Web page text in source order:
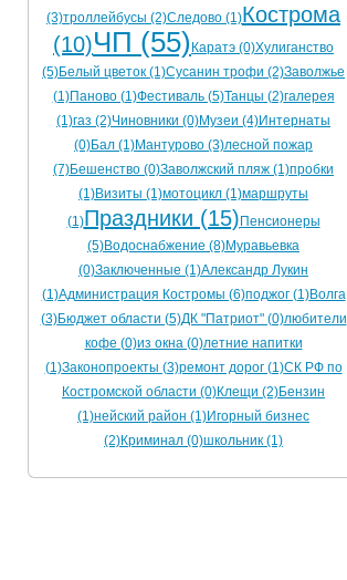
(3)троллейбусы (2)Следово (1)Кострома
(10)ЧП (55) Каратэ (0)Хулиганство
(5)Белый цветок (1)Сусанин трофи (2)Заволжье
(1)Паново (1)Фестиваль (5)Танцы (2)галерея
(1)газ (2)Чиновники (0)Музеи (4)Интернаты
(0)Бал (1)Мантурово (3)лесной пожар
(7)Бешенство (0)Заволжский пляж (1)пробки
(1)Визиты (1)мотоцикл (1)маршруты
(1)Праздники (15) Пенсионеры
(5)Водоснабжение (8)Муравьевка
(0)Заключенные (1)Александр Лукин
(1)Администрация Костромы (6)поджог (1)Волга
(3)Бюджет области (5)ДК "Патриот" (0)любители
кофе (0)из окна (0)летние напитки
(1)Законопроекты (3)ремонт дорог (1)СК РФ по
Костромской области (0)Клещи (2)Бензин
(1)нейский район (1)Игорный бизнес
(2)Криминал (0)школьник (1)